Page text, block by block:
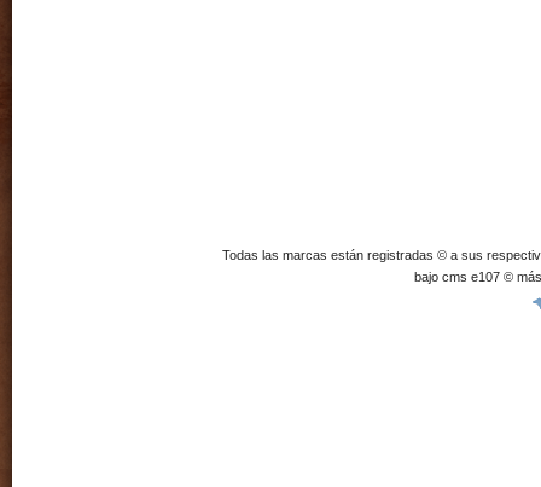
Todas las marcas están registradas © a sus
bajo cms e107 ©